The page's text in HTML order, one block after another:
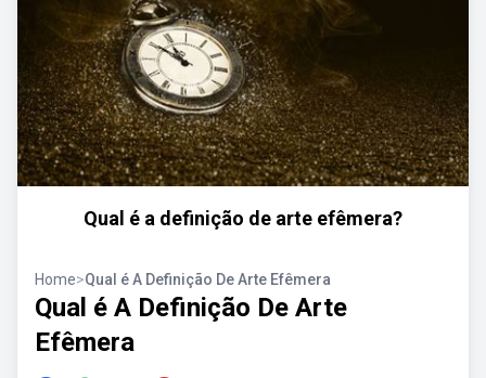
Qual é a definição de arte efêmera?
Home>Qual é A Definição De Arte Efêmera
Qual é A Definição De Arte
Efêmera